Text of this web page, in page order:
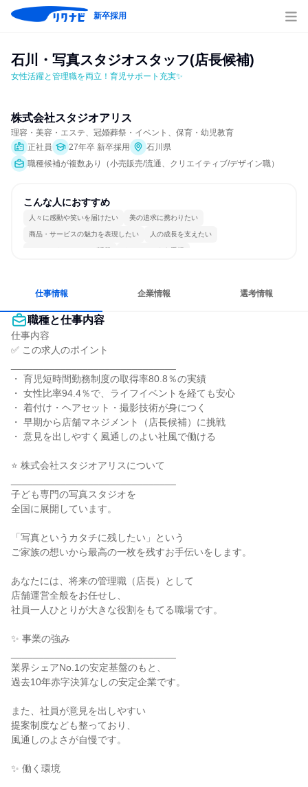
新卒採用
石川・写真スタジオスタッフ(店長候補)
女性活躍と管理職を両立！育児サポート充実✨
株式会社スタジオアリス
理容・美容・エステ、冠婚葬祭・イベント、保育・幼児教育
正社員
27年卒 新卒採用
石川県
職種候補が複数あり（小売販売/流通、クリエイティブ/デザイン職）
こんな人におすすめ
人々に感動や笑いを届けたい 美の追求に携わりたい
商品・サービスの魅力を表現したい 人の成長を支えたい
コミュニケーションが活発 チームワークを重視
仕事情報 企業情報 選考情報
職種と仕事内容
仕事内容
✅ この求人のポイント
・ 育児短時間勤務制度の取得率80.8％の実績
・ 女性比率94.4％で、ライフイベントを経ても安心
・ 着付け・ヘアセット・撮影技術が身につく
・ 早期から店舗マネジメント（店長候補）に挑戦
・ 意見を出しやすく風通しのよい社風で働ける
⭐ 株式会社スタジオアリスについて
子ども専門の写真スタジオを
全国に展開しています。
「写真というカタチに残したい」という
ご家族の想いから最高の一枚を残すお手伝いをします。
あなたには、将来の管理職（店長）として
店舗運営全般をお任せし、
社員一人ひとりが大きな役割をもてる職場です。
✨ 事業の強み
業界シェアNo.1の安定基盤のもと、
過去10年赤字決算なしの安定企業です。
また、社員が意見を出しやすい
提案制度なども整っており、
風通しのよさが自慢です。
✨ 働く環境